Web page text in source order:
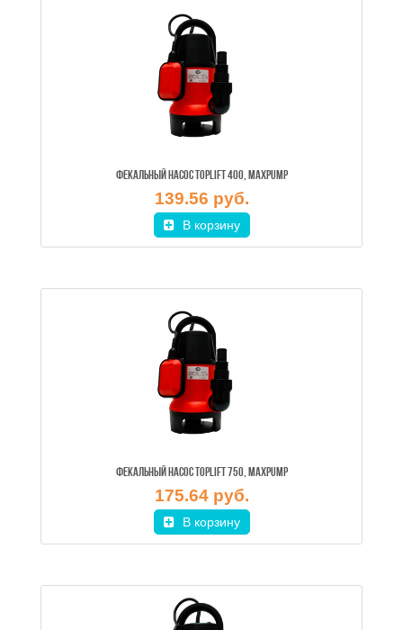
ФЕКАЛЬНЫЙ НАСОС TOPLIFT 400, MAXPUMP
139.56 руб.
В корзину
ФЕКАЛЬНЫЙ НАСОС TOPLIFT 750, MAXPUMP
175.64 руб.
В корзину